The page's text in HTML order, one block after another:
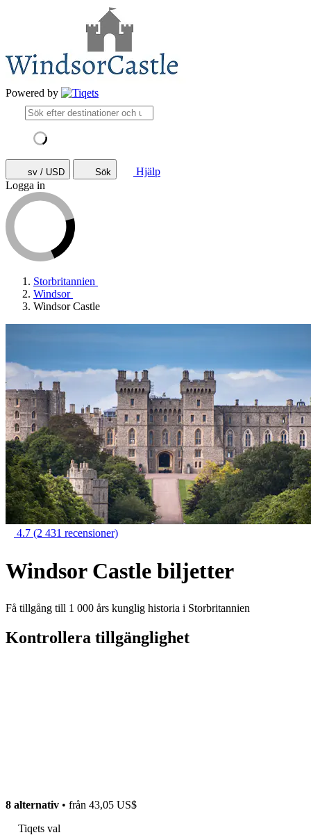
Powered by
sv / USD Sök
Hjälp
Logga in
Storbritannien
Windsor
Windsor Castle
4.7 (2 431 recensioner)
Windsor Castle biljetter
Få tillgång till 1 000 års kunglig historia i Storbritannien
Kontrollera tillgänglighet
8 alternativ • från 43,05 US$
Tiqets val